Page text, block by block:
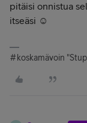
pitäisi onnistua
itseäsi ☺
#koskamävoin